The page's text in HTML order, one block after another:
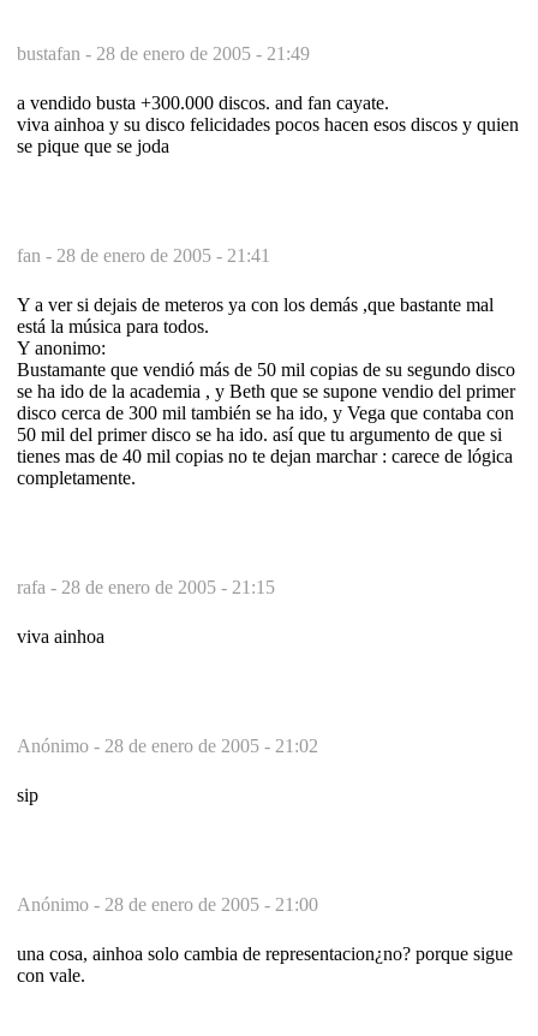
bustafan - 28 de enero de 2005 - 21:49
a vendido busta +300.000 discos. and fan cayate.
viva ainhoa y su disco felicidades pocos hacen esos discos y quien
se pique que se joda
fan - 28 de enero de 2005 - 21:41
Y a ver si dejais de meteros ya con los demás ,que bastante mal
está la música para todos.
Y anonimo:
Bustamante que vendió más de 50 mil copias de su segundo disco
se ha ido de la academia , y Beth que se supone vendio del primer
disco cerca de 300 mil también se ha ido, y Vega que contaba con
50 mil del primer disco se ha ido. así que tu argumento de que si
tienes mas de 40 mil copias no te dejan marchar : carece de lógica
completamente.
rafa - 28 de enero de 2005 - 21:15
viva ainhoa
Anónimo - 28 de enero de 2005 - 21:02
sip
Anónimo - 28 de enero de 2005 - 21:00
una cosa, ainhoa solo cambia de representacion¿no? porque sigue
con vale.